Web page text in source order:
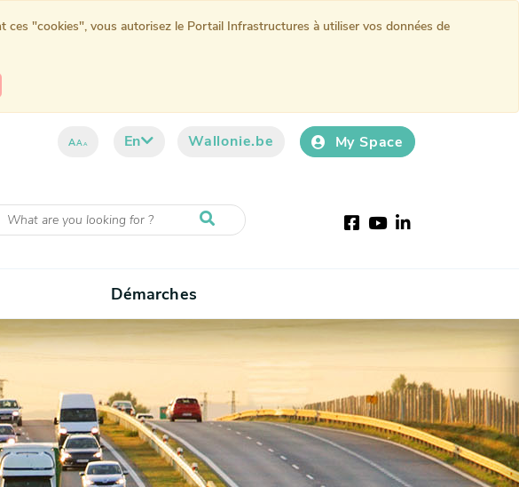
AAA En Wallonie.be My Space
Facebook
YoutubeLinkedIn
Démarches
"cookies", vous autorisez le Portail Infrastructures à utiliser vos données de